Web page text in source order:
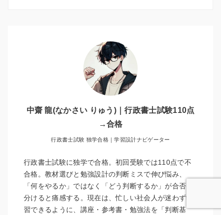
中齋 龍(なかさい りゅう)｜行政書士試験110点
→合格
行政書士試験 独学合格｜学習設計ナビゲーター
行政書士試験に独学で合格。初回受験では110点で不
合格。教材選びと勉強設計の判断ミスで伸び悩み、
「何をやるか」ではなく「どう判断するか」が合否を
分けると痛感する。現在は、忙しい社会人が迷わず学
習できるように、講座・参考書・勉強法を「判断基